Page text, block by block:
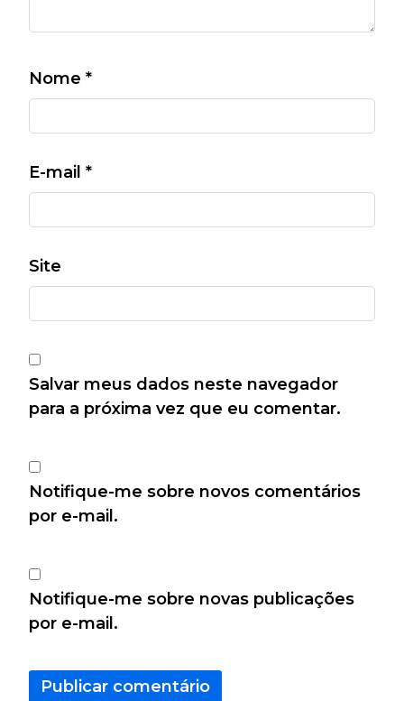
Nome *
E-mail *
Site
Salvar meus dados neste navegador
para a próxima vez que eu comentar.
Notifique-me sobre novos comentários
por e-mail.
Notifique-me sobre novas publicações
por e-mail.